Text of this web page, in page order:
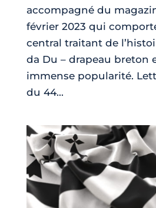
accompagné du
février 2023 qui
central traitant de
da Du – drapeau breton
immense popularité.
du 44...